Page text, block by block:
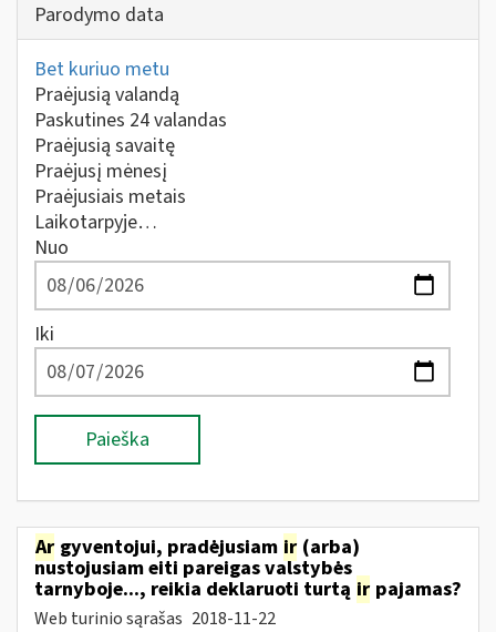
Parodymo data
Bet kuriuo metu
Praėjusią valandą
Paskutines 24 valandas
Praėjusią savaitę
Praėjusį mėnesį
Praėjusiais metais
Laikotarpyje…
Nuo
Iki
Paieška
Ar gyventojui, pradėjusiam ir (arba)
nustojusiam eiti pareigas valstybės
tarnyboje..., reikia deklaruoti turtą ir pajamas?
Web turinio sąrašas 2018-11-22